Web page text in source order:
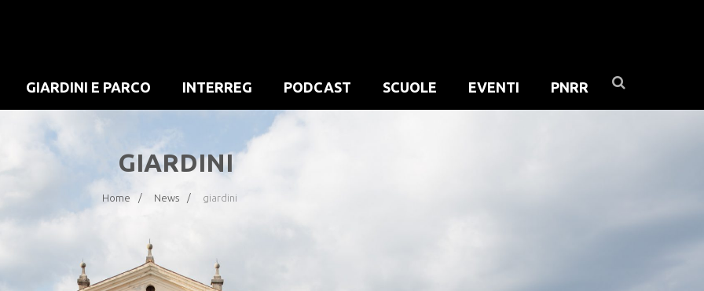
GIARDINI E PARCO INTERREG PODCAST SCUOLE EVENTI PNRR
GIARDINI
Home News giardini